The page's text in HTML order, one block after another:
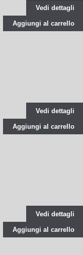
Vedi dettagli
Aggiungi al carrello
Vedi dettagli
Aggiungi al carrello
Vedi dettagli
Aggiungi al carrello